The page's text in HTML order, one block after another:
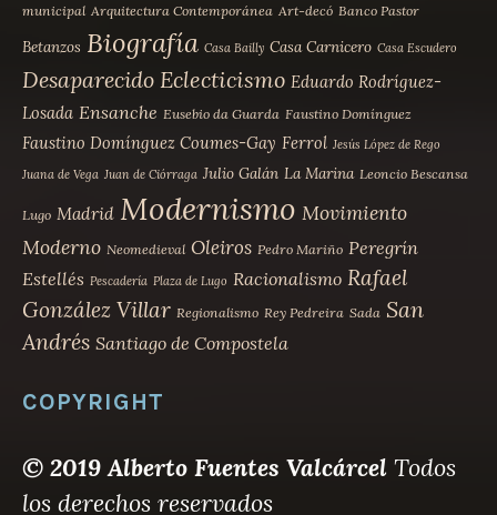
municipal Arquitectura Contemporánea Art-decó Banco Pastor
Betanzos Biografía Casa Bailly Casa Carnicero Casa Escudero
Desaparecido Eclecticismo Eduardo Rodríguez-
Losada Ensanche Eusebio da Guarda Faustino Domínguez
Faustino Domínguez Coumes-Gay Ferrol Jesús López de Rego
Juana de Vega Juan de Ciórraga Julio Galán La Marina Leoncio Bescansa
Lugo Madrid Modernismo Movimiento
Moderno Neomedieval Oleiros Pedro Mariño Peregrín
Estellés Pescadería Plaza de Lugo Racionalismo Rafael
González Villar Regionalismo Rey Pedreira Sada San
Andrés Santiago de Compostela
COPYRIGHT
© 2019 Alberto Fuentes Valcárcel Todos
los derechos reservados